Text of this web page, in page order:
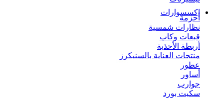
إكسسوارات
أحزمة
نظارات شمسية
قبعات وكاب
أربطة الأحذية
منتجات العناية بالسنيكرز
عطور
أساور
جوارب
سكيت بورد